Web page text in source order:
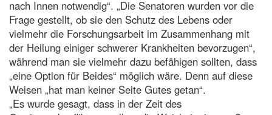
nach Innen notwendig“. „Die Senatoren wurden vor die
Frage gestellt, ob sie den Schutz des Lebens oder
vielmehr die Forschungsarbeit im Zusammenhang mit
der Heilung einiger schwerer Krankheiten bevorzugen“,
während man sie vielmehr dazu befähigen sollten, dass
„eine Option für Beides“ möglich wäre. Denn auf diese
Weisen „hat man keiner Seite Gutes getan“.
„Es wurde gesagt, dass in der Zeit des